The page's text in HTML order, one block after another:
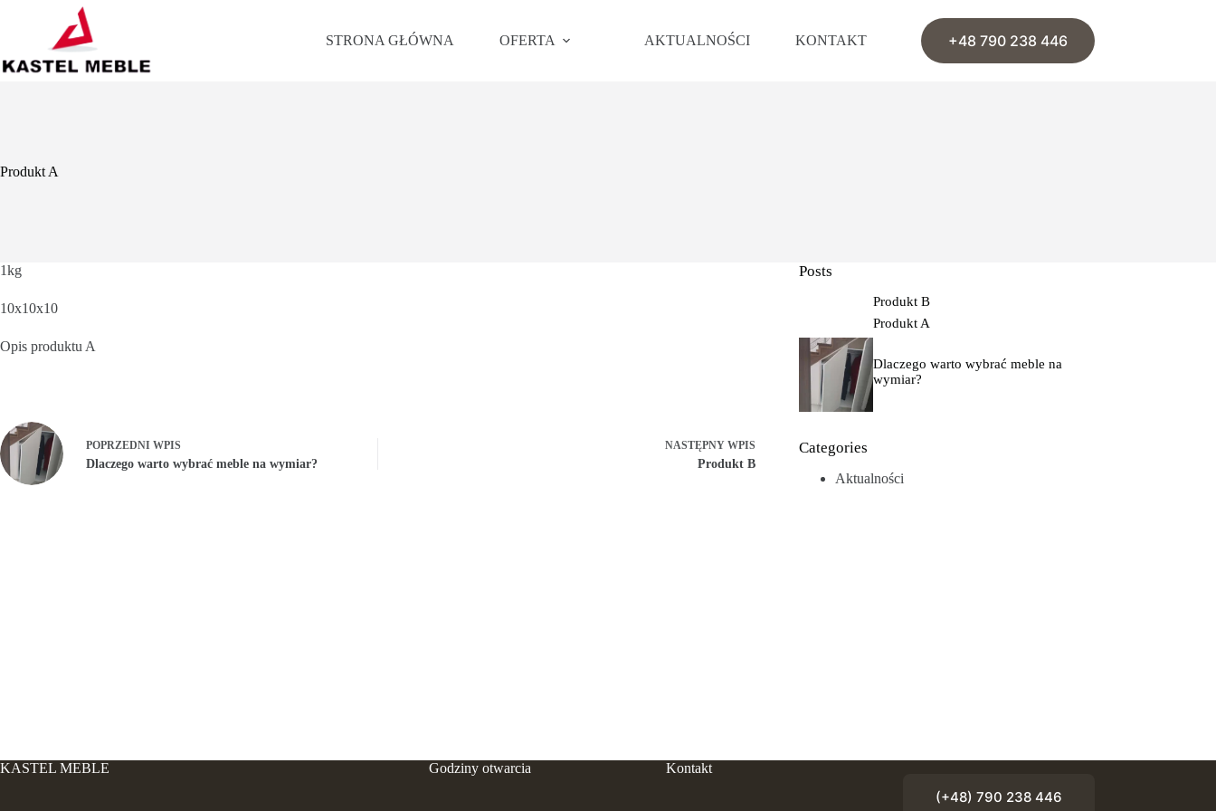
STRONA GŁÓWNA OFERTA AKTUALNOŚCI KONTAKT +48 790 238 446
Produkt A
1kg
10x10x10
Opis produktu A
POPRZEDNI WPIS
Dlaczego warto wybrać meble na wymiar?
NASTĘPNY WPIS
Produkt B
Posts
Produkt B
Produkt A
Dlaczego warto wybrać meble na
wymiar?
Categories
Aktualności
KASTEL MEBLE Godziny otwarcia Kontakt
(+48) 790 238 446